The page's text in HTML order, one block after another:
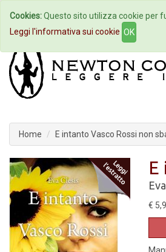
Home Autori
Home E intanto Vasco Rossi non
E
€
Cookies:Questo sito utilizza cookie per
Leggi l'informativa sui cookie OK